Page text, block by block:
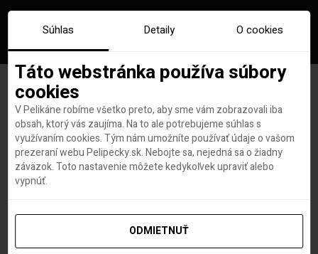
Značka:delegat
Súhlas Detaily O cookies
Táto webstránka používa súbory
cookies
V Pelikáne robíme všetko preto, aby sme vám zobrazovali iba
obsah, ktorý vás zaujíma. Na to ale potrebujeme súhlas s
využívaním cookies. Tým nám umožníte používať údaje o vašom
prezeraní webu Pelipecky.sk. Nebojte sa, nejedná sa o žiadny
záväzok. Toto nastavenie môžete kedykoľvek upraviť alebo
vypnúť.
ODMIETNUŤ